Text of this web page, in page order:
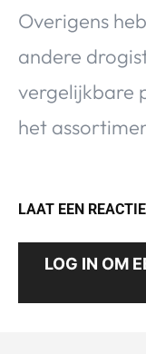
Overigens
andere
vergelijkbare
het
LAAT EEN
LOG IN OM